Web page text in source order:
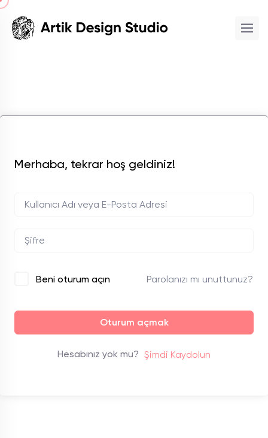
Merhaba, tekrar hoş geldiniz!
Beni oturum açın Parolanızı mı unuttunuz?
Oturum açmak
Hesabınız yok mu? Şimdi Kaydolun